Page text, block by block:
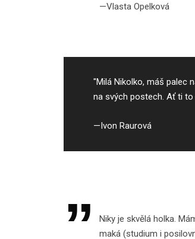
Vlasta Opelková
"Milá Nikolko, máš palec
na svých postech. Ať ti to
Ivon Raurová
Niky je skvělá holka.
maká (studium i